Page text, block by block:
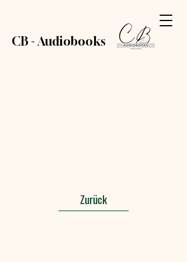
CB - Audiobooks
Zurück